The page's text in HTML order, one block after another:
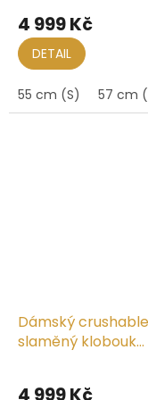
4 999 Kč
DETAIL
55 cm (S) 57 cm
Dámský
slaměný klobouk
hodnocení
4 999 Kč